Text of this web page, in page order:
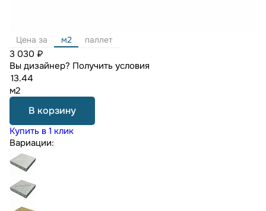
Цена за м2 паллет
3 030 ₽
Вы дизайнер? Получить условия
м2
В корзину
Купить в 1 клик
Вариации: